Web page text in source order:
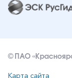
© ПАО
Карта сайта